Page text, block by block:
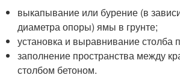
выкапывание или бурение (в
диаметра опоры) ямы в грунте;
установка и выравнивание столба
заполнение пространства между
столбом бетоном.